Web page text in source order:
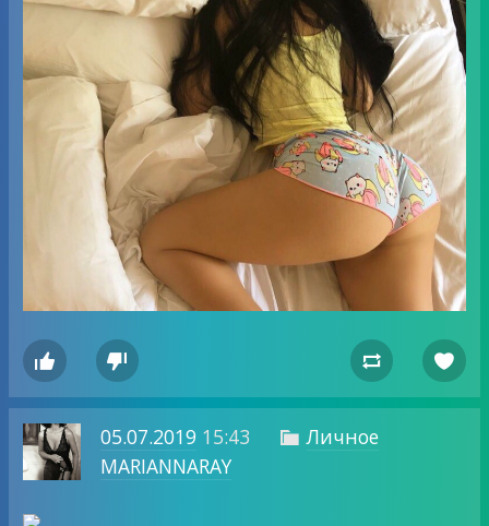
   
05.07.201915:43  Личное
MARIANNARAY